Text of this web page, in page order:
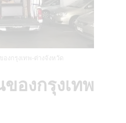
องกรุงเทพ-ต่างจังหวัด
องกรุงเทพ